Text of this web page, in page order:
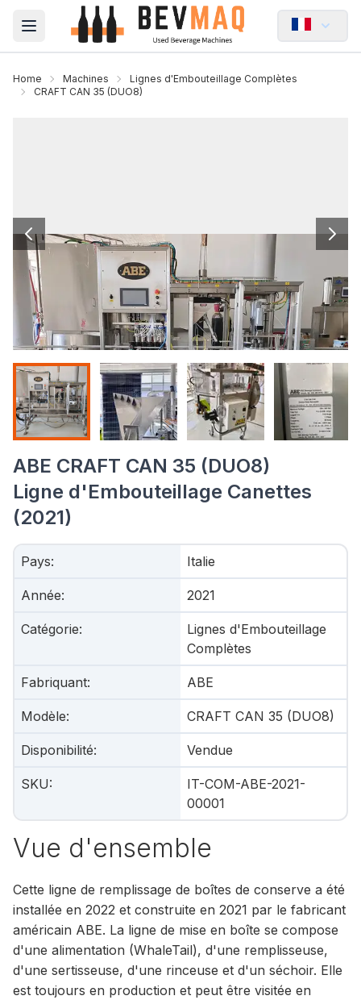
Open main menu
Home Machines
Lignes d'Embouteillage Complètes
CRAFT CAN 35 (DUO8)
ABE CRAFT CAN 35 (DUO8)
Ligne d'Embouteillage Canettes
(2021)
Pays: Italie
Année: 2021
Catégorie:
Lignes d'Embouteillage
Complètes
Fabriquant: ABE
Modèle: CRAFT CAN 35 (DUO8)
Disponibilité: Vendue
SKU:
IT-COM-ABE-2021-
00001
Vue d'ensemble
Cette ligne de remplissage de boîtes de conserve a été
installée en 2022 et construite en 2021 par le fabricant
américain ABE. La ligne de mise en boîte se compose
d'une alimentation (WhaleTail), d'une remplisseuse,
d'une sertisseuse, d'une rinceuse et d'un séchoir. Elle
est toujours en production et peut être visitée en